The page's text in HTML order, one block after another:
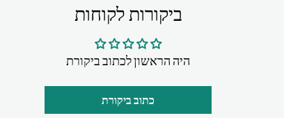
ביקורות לקוחות
היה הראשון לכתוב ביקורת
כתוב ביקורת